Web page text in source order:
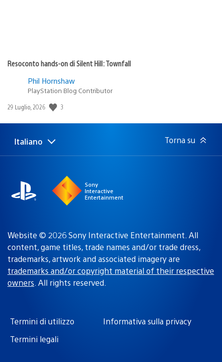
Resoconto hands-on di Silent Hill: Townfall
Phil Hornshaw
PlayStation Blog Contributor
Data
pubblicazione:
29 Luglio, 2026 3
Seleziona
Regione
Italiano Torna su
Sony
Interactive
Entertainment
Website © 2026 Sony Interactive Entertainment. All
content, game titles, trade names and/or trade dress,
trademarks, artwork and associated imagery are
trademarks and/or copyright material of their respective
owners. All rights reserved.
Termini di utilizzo
Informativa sulla privacy
Termini legali